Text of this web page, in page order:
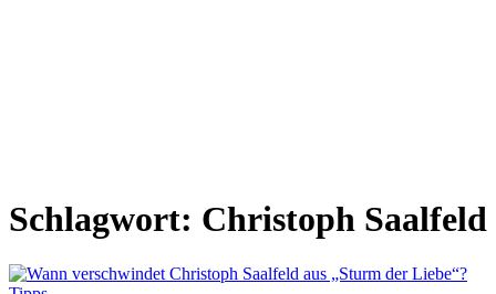
Schlagwort: Christoph Saalfeld